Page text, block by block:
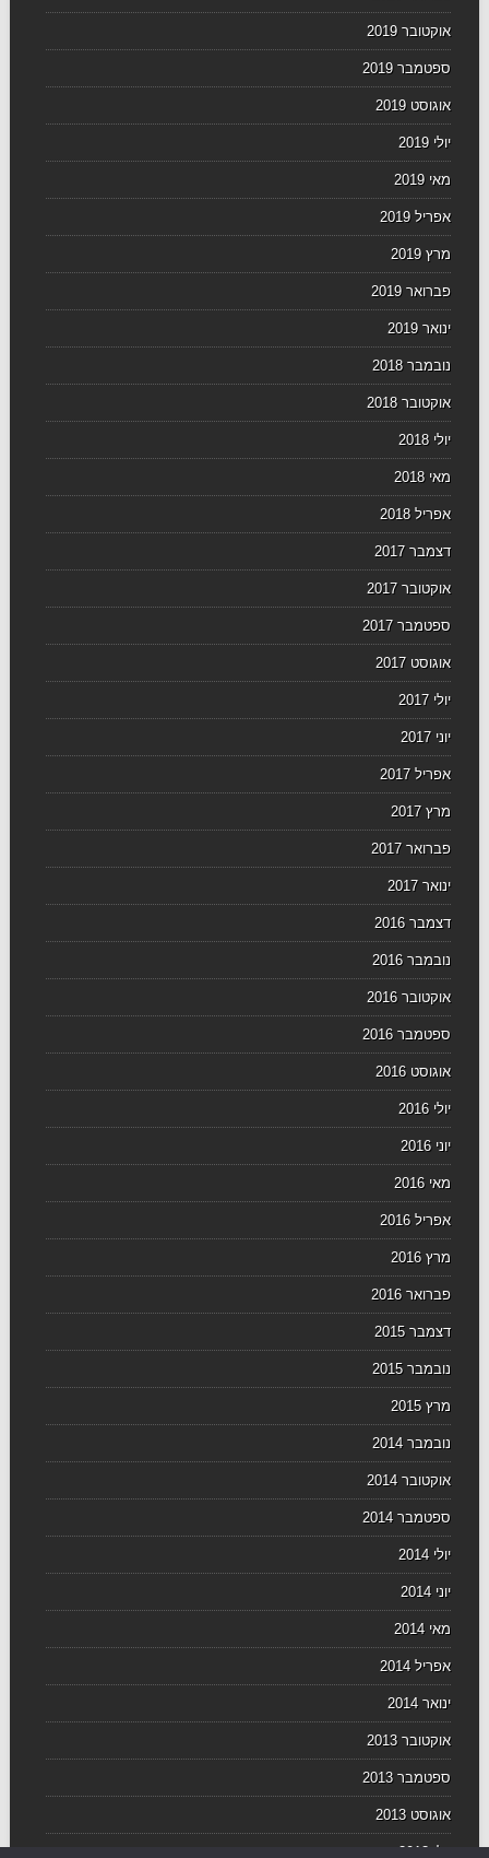
אוקטובר 2019
ספטמבר 2019
אוגוסט 2019
יולי 2019
מאי 2019
אפריל 2019
מרץ 2019
פברואר 2019
ינואר 2019
נובמבר 2018
אוקטובר 2018
יולי 2018
מאי 2018
אפריל 2018
דצמבר 2017
אוקטובר 2017
ספטמבר 2017
אוגוסט 2017
יולי 2017
יוני 2017
אפריל 2017
מרץ 2017
פברואר 2017
ינואר 2017
דצמבר 2016
נובמבר 2016
אוקטובר 2016
ספטמבר 2016
אוגוסט 2016
יולי 2016
יוני 2016
מאי 2016
אפריל 2016
מרץ 2016
פברואר 2016
דצמבר 2015
נובמבר 2015
מרץ 2015
נובמבר 2014
אוקטובר 2014
ספטמבר 2014
יולי 2014
יוני 2014
מאי 2014
אפריל 2014
ינואר 2014
אוקטובר 2013
ספטמבר 2013
אוגוסט 2013
יולי 2013